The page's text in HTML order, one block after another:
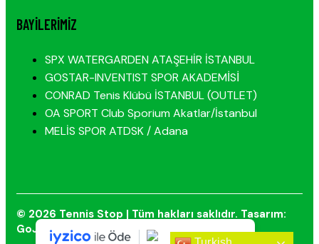
BAYILERIMIZ
SPX WATERGARDEN ATAŞEHİR İSTANBUL
GOSTAR-INVENTIST SPOR AKADEMİSİ
CONRAD Tenis Klübü İSTANBUL (OUTLET)
OA SPORT Club Sporium Akatlar/İstanbul
MELİS SPOR ATDSK / Adana
© 2026 Tennis Stop | Tüm hakları saklıdır. Tasarım:
GoJob